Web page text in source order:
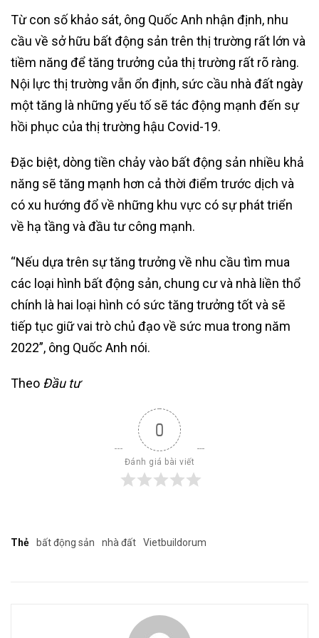
Từ con số khảo sát, ông Quốc Anh nhận định, nhu
cầu về sở hữu bất động sản trên thị trường rất lớn và
tiềm năng để tăng trưởng của thị trường rất rõ ràng.
Nội lực thị trường vẫn ổn định, sức cầu nhà đất ngày
một tăng là những yếu tố sẽ tác động mạnh đến sự
hồi phục của thị trường hậu Covid-19.
Đặc biệt, dòng tiền chảy vào bất động sản nhiều khả
năng sẽ tăng mạnh hơn cả thời điểm trước dịch và
có xu hướng đổ về những khu vực có sự phát triển
về hạ tầng và đầu tư công mạnh.
“Nếu dựa trên sự tăng trưởng về nhu cầu tìm mua
các loại hình bất động sản, chung cư và nhà liền thổ
chính là hai loại hình có sức tăng trưởng tốt và sẽ
tiếp tục giữ vai trò chủ đạo về sức mua trong năm
2022”, ông Quốc Anh nói.
Theo Đầu tư
0
Đánh giá bài viết
Thẻ bất động sản nhà đất Vietbuildorum